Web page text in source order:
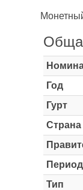
Год
Гурт
Страна
Период
Тип